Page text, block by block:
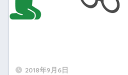
2018年9月6日